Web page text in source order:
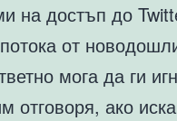
на достъп до
от
мога да ги
отговоря, ако